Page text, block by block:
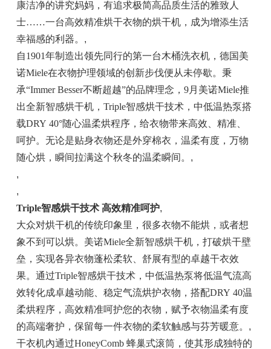
康洁净的讲究妈妈，有追求极简高品质生活的雅致人
士……一台高效精准烘干衣物的烘干机，成为增添生活
幸福感的利器。 ,
自1901年制造出领先同行的第一台木桶洗衣机，德国美
诺Miele在衣物护理领域的创新步伐便从未停歇。秉
承“Immer Besser不断超越”的品牌理念，9月美诺Miele推
出全新智感烘干机，Triple智感烘干技术，中低温热泵搭
载DRY 40°随心温柔烘程序，给衣物带来高效、精准、
呵护。无论是贴身衣物还是外穿棉衣，温柔有度，万物
随心烘，瞬间拉满这个秋冬的温柔瞬间。 ,
,
,
Triple智感烘干技术 高效精准呵护,
大众对烘干机的传统印象里，很多衣物不能烘，或者想
象不到可以烘。美诺Miele全新智感烘干机，打破烘干壁
垒，实现各异衣物蓬松柔软、舒展有型的卓越干衣效
果。通过Triple智感烘干技术，中低温热泵将低温气流高
效转化成卓越动能、稳定气流烘护衣物，搭配DRY 40温
柔烘程序，高效精准呵护您的衣物，赋予衣物温柔有度
的高端奢护，保留每一件衣物的柔软触感与芬芳暖意。 ,
干衣机內通过HoneyComb 蜂巢式滚筒，使其形成独特的